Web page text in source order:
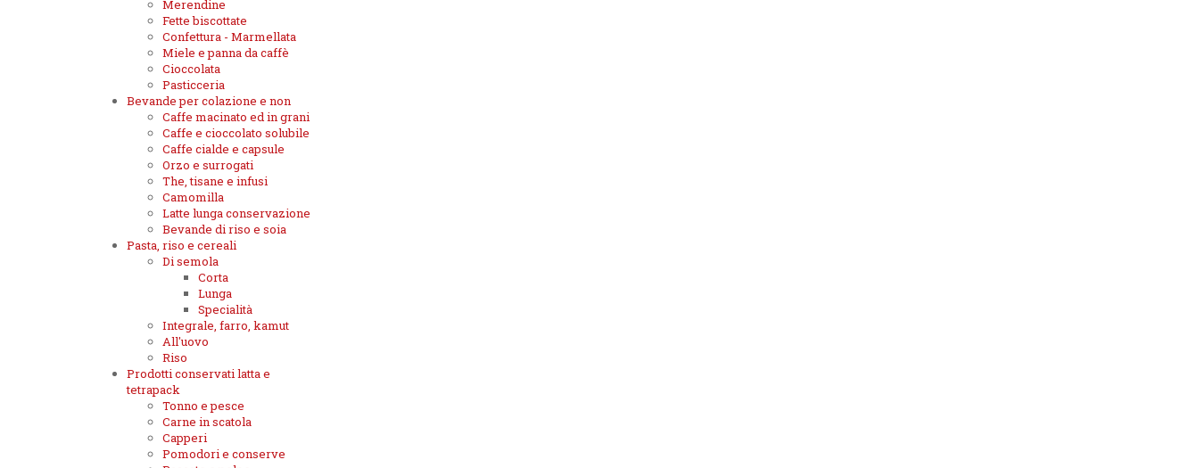
Merendine
Fette biscottate
Confettura - Marmellata
Miele e panna da caffè
Cioccolata
Pasticceria
Bevande per colazione e non
Caffe macinato ed in grani
Caffe e cioccolato solubile
Caffe cialde e capsule
Orzo e surrogati
The, tisane e infusi
Camomilla
Latte lunga conservazione
Bevande di riso e soia
Pasta, riso e cereali
Di semola
Corta
Lunga
Specialità
Integrale, farro, kamut
All'uovo
Riso
Prodotti conservati latta e
tetrapack
Tonno e pesce
Carne in scatola
Capperi
Pomodori e conserve